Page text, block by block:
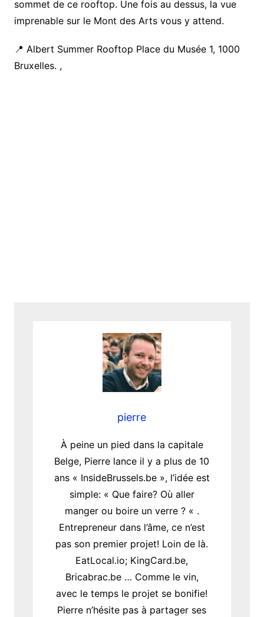
sommet de ce rooftop. Une fois au dessus, la vue
imprenable sur le Mont des Arts vous y attend.
📍 Albert Summer Rooftop Place du Musée 1, 1000
Bruxelles. ,
pierre
À peine un pied dans la capitale
Belge, Pierre lance il y a plus de 10
ans « InsideBrussels.be », l’idée est
simple: « Que faire? Où aller
manger ou boire un verre ? « .
Entrepreneur dans l’âme, ce n’est
pas son premier projet! Loin de là.
EatLocal.io; KingCard.be,
Bricabrac.be … Comme le vin,
avec le temps le projet se bonifie!
Pierre n’hésite pas à partager ses